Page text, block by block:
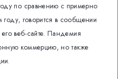
по сравнению с примерно
говорится в сообщении
веб-сайте. Пандемия
коммерцию, но также